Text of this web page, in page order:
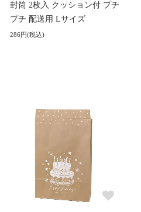
封筒 2枚入 クッション付 プチ
プチ 配送用 Lサイズ
286円(税込)